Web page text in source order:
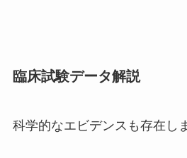
臨床試験データ解説
科学的なエビデンスも存在し